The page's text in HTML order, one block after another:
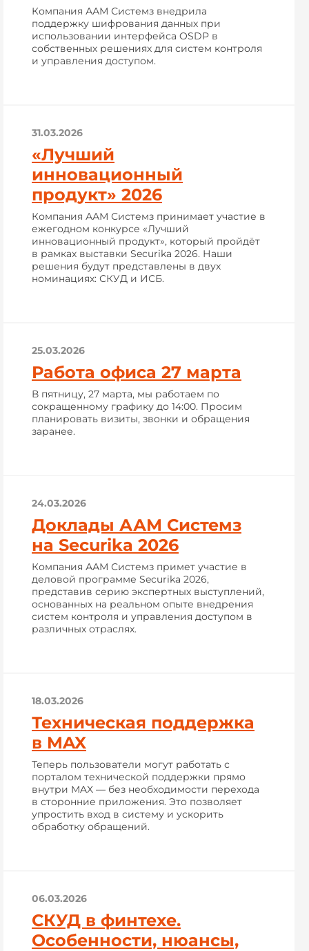
Компания ААМ Системз внедрила
поддержку шифрования данных при
использовании интерфейса OSDP в
собственных решениях для систем контроля
и управления доступом.
31.03.2026
«Лучший
инновационный
продукт» 2026
Компания ААМ Системз принимает участие в
ежегодном конкурсе «Лучший
инновационный продукт», который пройдёт
в рамках выставки Securika 2026. Наши
решения будут представлены в двух
номинациях: СКУД и ИСБ.
25.03.2026
Работа офиса 27 марта
В пятницу, 27 марта, мы работаем по
сокращенному графику до 14:00. Просим
планировать визиты, звонки и обращения
заранее.
24.03.2026
Доклады ААМ Системз
на Securika 2026
Компания ААМ Системз примет участие в
деловой программе Securika 2026,
представив серию экспертных выступлений,
основанных на реальном опыте внедрения
систем контроля и управления доступом в
различных отраслях.
18.03.2026
Техническая поддержка
в MAX
Теперь пользователи могут работать с
порталом технической поддержки прямо
внутри MAX — без необходимости перехода
в сторонние приложения. Это позволяет
упростить вход в систему и ускорить
обработку обращений.
06.03.2026
СКУД в финтехе.
Особенности, нюансы,